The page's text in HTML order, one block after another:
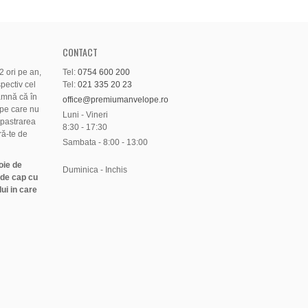
ori pe an,
cel
că în
care nu
te de
de
cap cu
in care
CONTACT
Tel: 0754 600 200
Tel: 021 335 20 23
office@premiumanvelope.ro
Luni - Vineri
8:30 - 17:30
Sambata - 8:00 - 13:00
Duminica - Inchis